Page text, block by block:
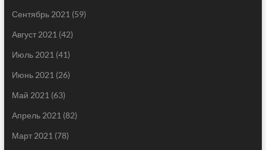
Сентябрь 2021 (59)
Август 2021 (42)
Июль 2021 (41)
Июнь 2021 (26)
Май 2021 (63)
Апрель 2021 (82)
Март 2021 (78)